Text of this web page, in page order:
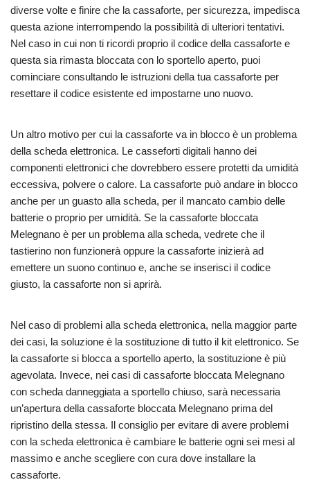
diverse volte e finire che la cassaforte, per sicurezza, impedisca
questa azione interrompendo la possibilità di ulteriori tentativi.
Nel caso in cui non ti ricordi proprio il codice della cassaforte e
questa sia rimasta bloccata con lo sportello aperto, puoi
cominciare consultando le istruzioni della tua cassaforte per
resettare il codice esistente ed impostarne uno nuovo.
Un altro motivo per cui la cassaforte va in blocco è un problema
della scheda elettronica. Le casseforti digitali hanno dei
componenti elettronici che dovrebbero essere protetti da umidità
eccessiva, polvere o calore. La cassaforte può andare in blocco
anche per un guasto alla scheda, per il mancato cambio delle
batterie o proprio per umidità. Se la cassaforte bloccata
Melegnano è per un problema alla scheda, vedrete che il
tastierino non funzionerà oppure la cassaforte inizierà ad
emettere un suono continuo e, anche se inserisci il codice
giusto, la cassaforte non si aprirà.
Nel caso di problemi alla scheda elettronica, nella maggior parte
dei casi, la soluzione è la sostituzione di tutto il kit elettronico. Se
la cassaforte si blocca a sportello aperto, la sostituzione è più
agevolata. Invece, nei casi di cassaforte bloccata Melegnano
con scheda danneggiata a sportello chiuso, sarà necessaria
un’apertura della cassaforte bloccata Melegnano prima del
ripristino della stessa. Il consiglio per evitare di avere problemi
con la scheda elettronica è cambiare le batterie ogni sei mesi al
massimo e anche scegliere con cura dove installare la
cassaforte.